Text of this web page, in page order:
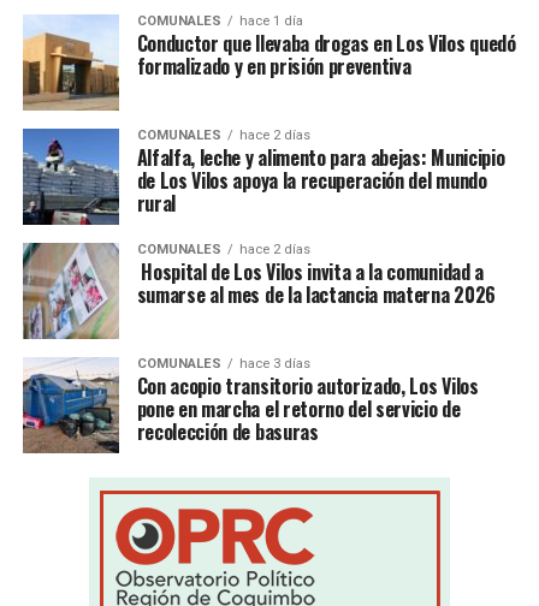
COMUNALES hace 1 día
Conductor que llevaba drogas en Los Vilos quedó
formalizado y en prisión preventiva
COMUNALES hace 2 días
Alfalfa, leche y alimento para abejas: Municipio
de Los Vilos apoya la recuperación del mundo
rural
COMUNALES hace 2 días
Hospital de Los Vilos invita a la comunidad a
sumarse al mes de la lactancia materna 2026
COMUNALES hace 3 días
Con acopio transitorio autorizado, Los Vilos
pone en marcha el retorno del servicio de
recolección de basuras